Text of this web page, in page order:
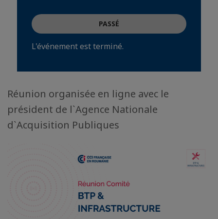
PASSÉ
L'événement est terminé.
Réunion organisée en ligne avec le
président de l`Agence Nationale
d`Acquisition Publiques